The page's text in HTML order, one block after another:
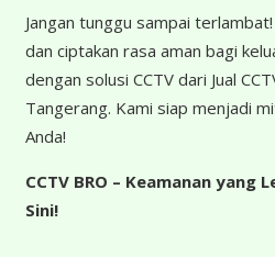
Jangan tunggu sampai
dan ciptakan rasa aman bagi
dengan solusi CCTV dari Jual
Tangerang. Kami siap menjadi
Anda!
CCTV BRO – Keamanan yang
Sini!